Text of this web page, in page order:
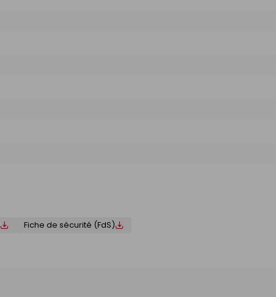
Fiche de sécurité (FdS)